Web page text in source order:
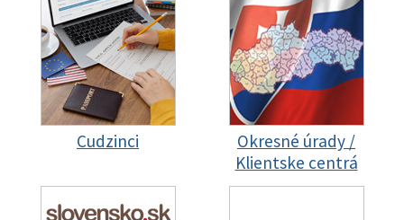
Cudzinci
Okresné úrady /
Klientske centrá